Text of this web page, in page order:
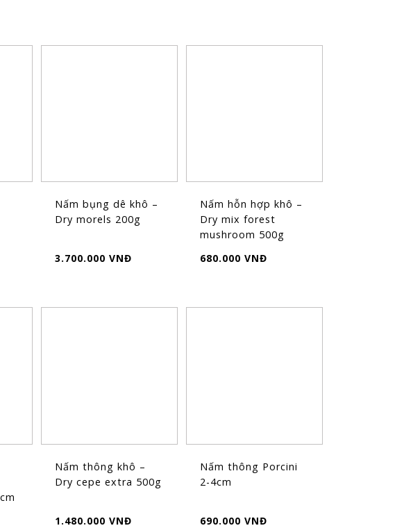
Nấm bụng dê khô –
Dry morels 200g
3.700.000 VNĐ
Nấm hỗn hợp khô –
Dry mix forest
mushroom 500g
680.000 VNĐ
Nấm thông khô –
Dry cepe extra 500g
1.480.000 VNĐ
Nấm thông Porcini
2-4cm
690.000 VNĐ